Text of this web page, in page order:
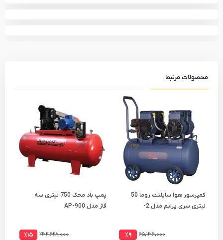
محصولات مرتبط
کمپرسور هوا سایلنت روما 50
لیتری سری پرایم مدل 2-
۶۵,۱۳۶,۰۰۰ ٪۹
پمپ باد محک 750 لیتری سه
فاز مدل AP-900
۲۳۲,۶۲۸,۰۰۰ ٪۱۵